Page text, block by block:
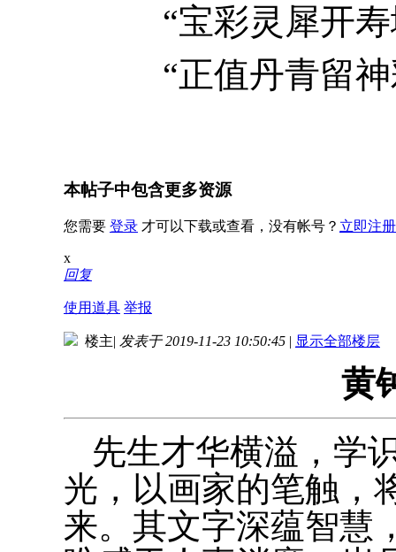
“宝彩灵犀开
“正值丹青留
本帖子中包含更多资源
您需要 登录 才可以下载或查看，没有帐号？ 立即注册
x
回复
使用道具 举报
楼主| 发表于 2019-11-23 10:50:45 | 显示全部楼层
黄
先生才华横溢，学
光，以画家的笔触，
来。其文字深蕴智慧